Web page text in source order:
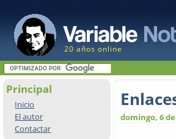
20 años online
Principal
Inicio
El autor
Contactar
domingo, 6